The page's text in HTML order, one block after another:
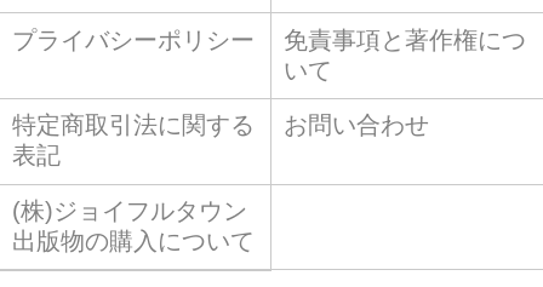
プライバシーポリシー
免責事項と著作権につ
いて
特定商取引法に関する
表記
お問い合わせ
(株)ジョイフルタウン
出版物の購入について